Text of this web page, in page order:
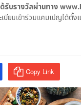
รับรางวัลผ่านทาง
บียนเข้าร่วมแคมเปญได้ตั้
Copy Link